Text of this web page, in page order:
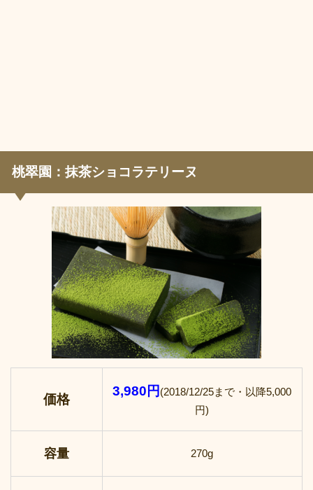
桃翠園：抹茶ショコラテリーヌ
価格
3,980円 (2018/12/25まで・以降5,000
円)
容量 270g